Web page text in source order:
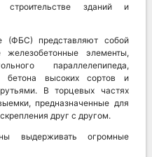
зданий и
(ФБС) представляют собой
железобетонные элементы,
параллелепипеда,
бетона высоких сортов и
В торцевых частях
предназначенные для
друг с другом.
выдерживать огромные